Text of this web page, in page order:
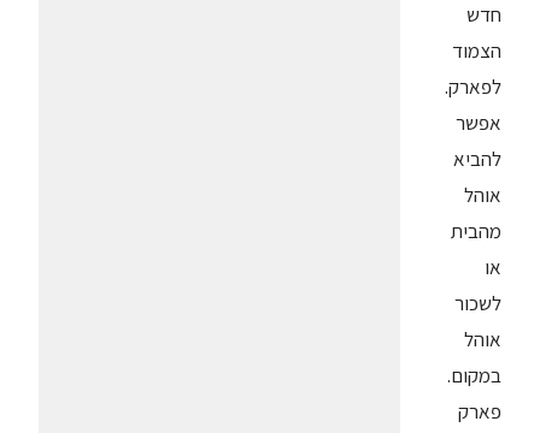
חדש
הצמוד
לפארק.
אפשר
להביא
אוהל
מהבית
או
לשכור
אוהל
במקום.
פארק